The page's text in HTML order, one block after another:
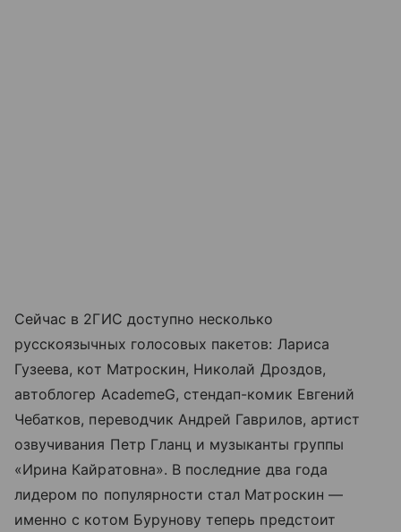
Сейчас в 2ГИС доступно несколько
русскоязычных голосовых пакетов: Лариса
Гузеева, кот Матроскин, Николай Дроздов,
автоблогер AcademeG, стендап-комик Евгений
Чебатков, переводчик Андрей Гаврилов, артист
озвучивания Петр Гланц и музыканты группы
«Ирина Кайратовна». В последние два года
лидером по популярности стал Матроскин —
именно с котом Бурунову теперь предстоит